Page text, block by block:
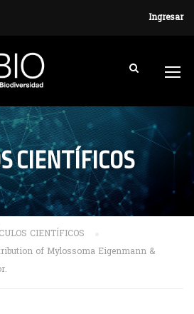
Ingresar
CIENTÍFICOS
CIENTÍFICOS
of Mylossoma Eigenmann &